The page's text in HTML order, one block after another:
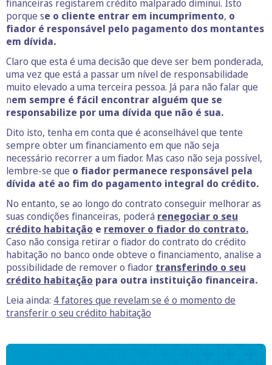
financeiras registarem crédito malparado diminui. Isto
porque se o cliente entrar em incumprimento, o
fiador é responsável pelo pagamento dos montantes
em dívida.
Claro que esta é uma decisão que deve ser bem ponderada,
uma vez que está a passar um nível de responsabilidade
muito elevado a uma terceira pessoa. Já para não falar que
nem sempre é fácil encontrar alguém que se
responsabilize por uma dívida que não é sua.
Dito isto, tenha em conta que é aconselhável que tente
sempre obter um financiamento em que não seja
necessário recorrer a um fiador. Mas caso não seja possível,
lembre-se que o fiador permanece responsável pela
dívida até ao fim do pagamento integral do crédito.
No entanto, se ao longo do contrato conseguir melhorar as
suas condições financeiras, poderá renegociar o seu
crédito habitação e remover o fiador do contrato.
Caso não consiga retirar o fiador do contrato do crédito
habitação no banco onde obteve o financiamento, analise a
possibilidade de remover o fiador transferindo o seu
crédito habitação para outra instituição financeira.
Leia ainda: 4 fatores que revelam se é o momento de
transferir o seu crédito habitação